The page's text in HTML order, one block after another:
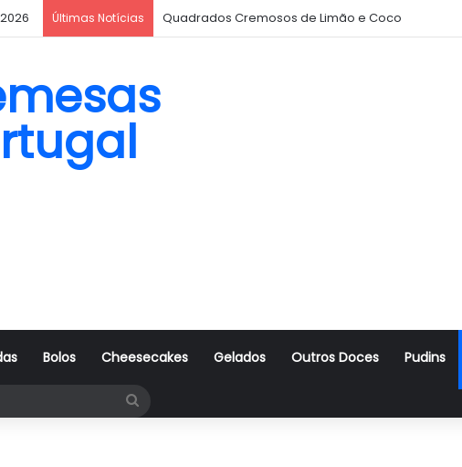
Últimas Notícias Quadrados Cremosos de Limão e Coco
Bolos Cheesecakes Gelados Outros Doces Pudins